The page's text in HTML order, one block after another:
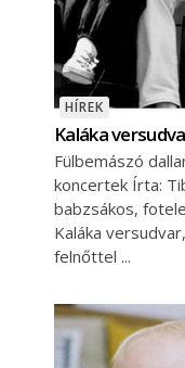
HÍREK
Kaláka
Fülbemászó
koncertek Írta:
babzsákos,
Kaláka
felnőttel